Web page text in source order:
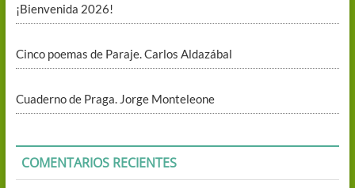
¡Bienvenida 2026!
Cinco poemas de Paraje. Carlos Aldazábal
Cuaderno de Praga. Jorge Monteleone
COMENTARIOS RECIENTES